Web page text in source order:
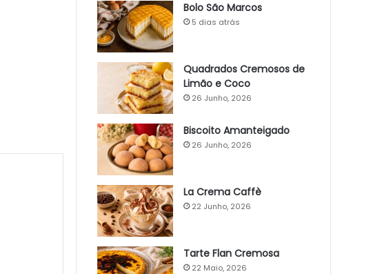
Bolo São Marcos
5 dias atrás
Quadrados Cremosos de
Limão e Coco
26 Junho, 2026
Biscoito Amanteigado
26 Junho, 2026
La Crema Caffè
22 Junho, 2026
Tarte Flan Cremosa
22 Maio, 2026